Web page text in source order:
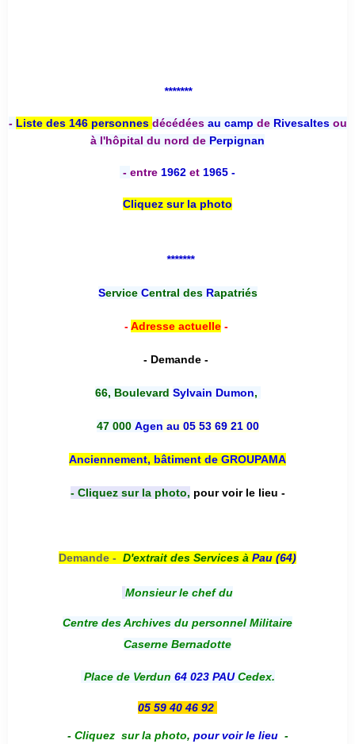
*******
- Liste des 146 personnes décédées au camp deRivesaltesou
à l'hôpital du nord de Perpignan
- entre 1962 et 1965 -
Cliquez sur la photo
*******
Service Central desRapatriés
-Adresse actuelle-
- Demande -
66, Boulevard Sylvain Dumon,
47 000 Agen au 05 53 69 21 00
Anciennement, bâtiment de GROUPAMA
- Cliquez sur la photo, pour voir le lieu -
Demande - D'extrait des Services à Pau (64)
Monsieur le chef du
Centre des Archives du personnel Militaire
Caserne Bernadotte
Place de Verdun 64 023 PAUCedex.
05 59 40 46 92
- Cliquez sur la photo, pour voir le lieu -